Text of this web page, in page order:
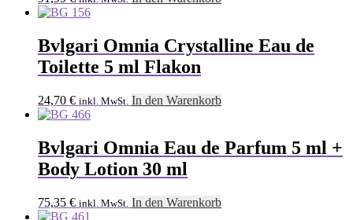
Bvlgari Omnia Crystalline Eau de
Toilette 5 ml Flakon
24,70 € inkl. MwSt. In den Warenkorb
Bvlgari Omnia Eau de Parfum 5 ml +
Body Lotion 30 ml
75,35 € inkl. MwSt. In den Warenkorb